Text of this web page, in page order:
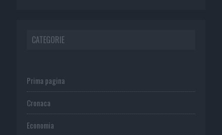
CATEGORIE
Prima pagina
Cronaca
Economia